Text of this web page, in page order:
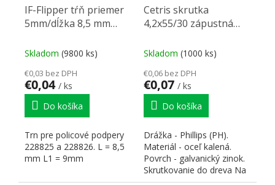
IF-Flipper tŕň priemer
5mm/dĺžka 8,5 mm
Skladom (9800 ks)
€0,03 bez DPH
€0,04 / ks
Do košíka
Trn pre policové podpery
228825 a 228826. L = 8,5
mm L1 = 9mm
Cetris skrutka
4,2x55/30 zápustná
Skladom (1000 ks)
€0,06 bez DPH
€0,07 / ks
Do košíka
Drážka - Phillips (PH).
Materiál - oceľ kalená.
Povrch - galvanický zinok.
Skrutkovanie do dreva Na
správne...